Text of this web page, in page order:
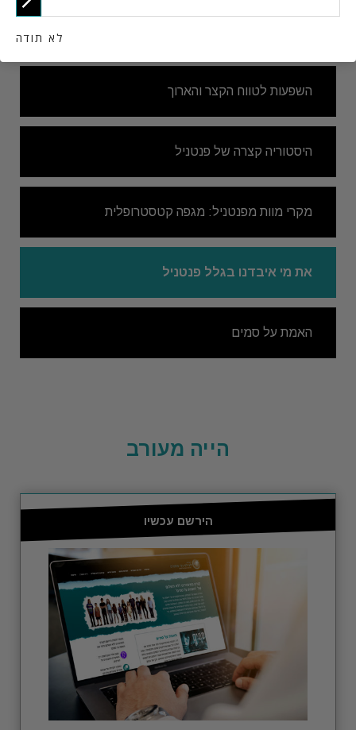
השפעות לטווח הקצר והארוך
היסטוריה קצרה של פנטניל
מקרי מוות מפנטניל: מגפה קטסטרופלית
את מי איבדנו בגלל פנטניל
האמת על סמים
הייה מעורב
הירשם עכשיו
לא תודה